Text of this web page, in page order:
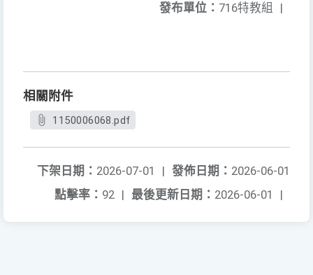
發布單位： 716特教組 |
相關附件
1150006068.pdf
發佈日期： 2026-06-01
下架日期： 2026-07-01
|
最後更新日期： 2026-06-01 |
點擊率： 92 |